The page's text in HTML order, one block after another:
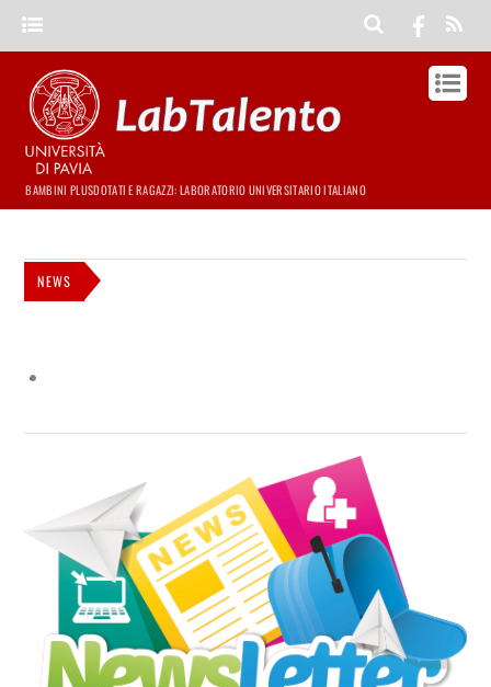
BAMBINI PLUSDOTATI E RAGAZZI: LABORATORIO UNIVERSITARIO ITALIANO
NEWS